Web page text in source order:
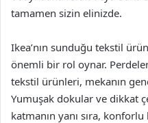
tamamen sizin elinizde.
Ikea’nın sunduğu tekstil
önemli bir rol oynar.
tekstil ürünleri, mekanın
Yumuşak dokular ve dikkat
katmanın yanı sıra,